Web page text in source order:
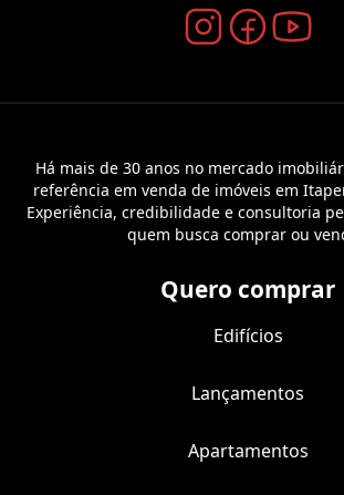
Há mais de 30 anos no mercado
referência em venda de imóveis em
Experiência, credibilidade e consultoria
quem busca comprar ou
Quero comprar
Edifícios
Lançamentos
Apartamentos